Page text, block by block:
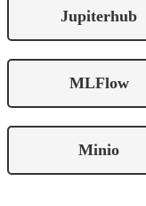
Jupiterhub
MLFlow
Minio